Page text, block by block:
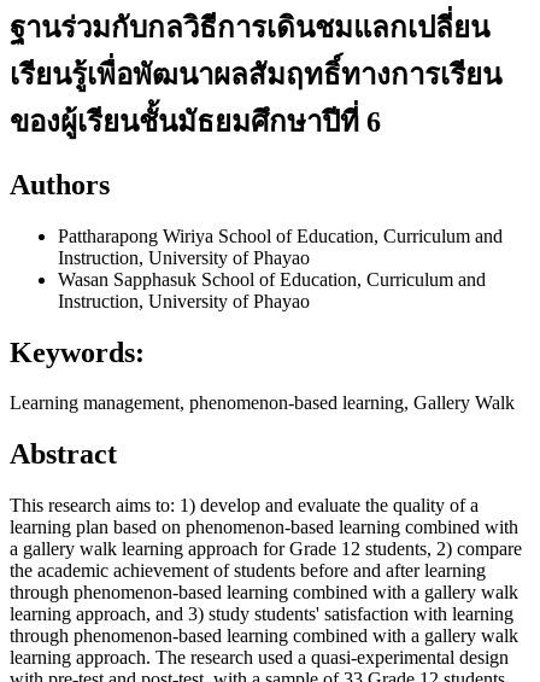
ฐานร่วมกับกลวิธีการเดินชมแลกเปลี่ยน
เรียนรู้เพื่อพัฒนาผลสัมฤทธิ์ทางการเรียน
ของผู้เรียนชั้นมัธยมศึกษาปีที่ 6
Authors
Pattharapong Wiriya School of Education, Curriculum and
Instruction, University of Phayao
Wasan Sapphasuk School of Education, Curriculum and
Instruction, University of Phayao
Keywords:
Learning management, phenomenon-based learning, Gallery Walk
Abstract
This research aims to: 1) develop and evaluate the quality of a
learning plan based on phenomenon-based learning combined with
a gallery walk learning approach for Grade 12 students, 2) compare
the academic achievement of students before and after learning
through phenomenon-based learning combined with a gallery walk
learning approach, and 3) study students' satisfaction with learning
through phenomenon-based learning combined with a gallery walk
learning approach. The research used a quasi-experimental design